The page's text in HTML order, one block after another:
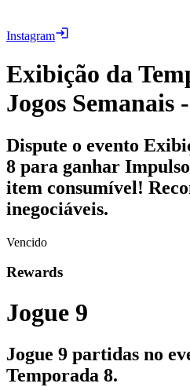
Instagram
Exibição da
Jogos Semanais
Dispute o evento
8 para ganhar
item consumível!
inegociáveis.
Vencido
Rewards
Jogue 9
Jogue 9 partidas no
Temporada 8.